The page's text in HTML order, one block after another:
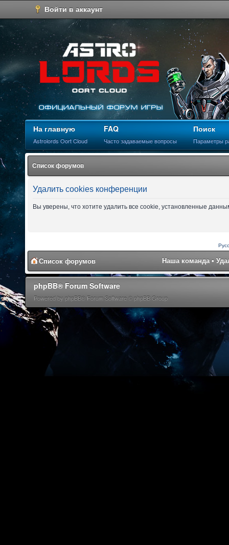
Войти в аккаунт
На главную
Astrolords Oort Cloud
FAQ
Часто задаваемые вопросы
Поиск
Параметры
Список форумов
Удалить cookies конференции
Вы уверены, что хотите удалить все cookie, установленные
Список форумов Наша команда•
phpBB® Forum Software
Powered by phpBB® Forum Software © phpBB Group